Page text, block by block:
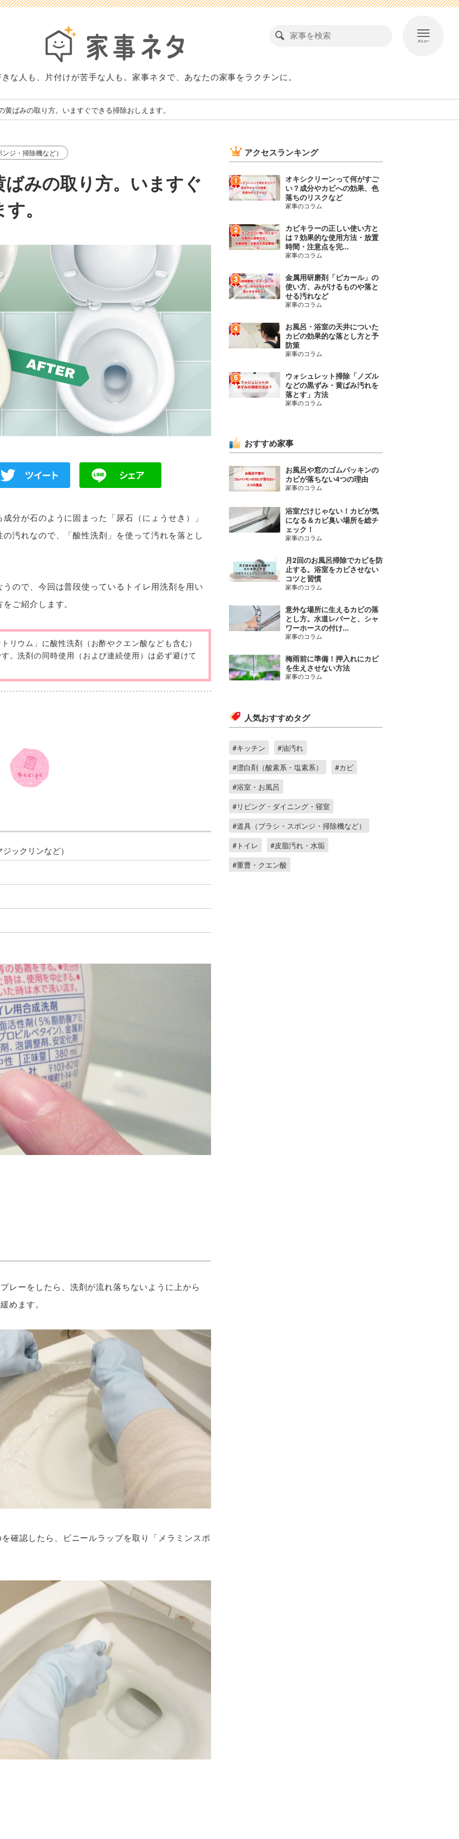
な人も、片付けが苦手な人も。家事ネタで、あなたの家事をラクチンに。
黄ばみの取り方。いますぐできる掃除おしえます。
ジ・掃除機など）
みの取り方。いますぐ
。
分が石のように固まった「尿石（にょうせき）」
汚れなので、「酸性洗剤」を使って汚れを落とし
ので、今回は普段使っているトイレ用洗剤を用い
ご紹介します。
リウム」に酸性洗剤（お酢やクエン酸なども含む）
。洗剤の同時使用（および連続使用）は必ず避けて
ックリンなど）
レーをしたら、洗剤が流れ落ちないように上から
めます。
確認したら、ビニールラップを取り「メラミンスポ
アクセスランキング
オキシクリーンって何がすご
い？成分やカビへの効果、色
落ちのリスクなど
家事のコラム
カビキラーの正しい使い方と
は？効果的な使用方法・放置
時間・注意点を完...
家事のコラム
金属用研磨剤「ピカール」の
使い方、みがけるものや落と
せる汚れなど
家事のコラム
お風呂・浴室の天井についた
カビの効果的な落とし方と予
防策
家事のコラム
ウォシュレット掃除「ノズル
などの黒ずみ・黄ばみ汚れを
落とす」方法
家事のコラム
おすすめ家事
お風呂や窓のゴムパッキンの
カビが落ちない4つの理由
家事のコラム
浴室だけじゃない！カビが気
になる＆カビ臭い場所を総チ
ェック！
家事のコラム
月2回のお風呂掃除でカビを防
止する。浴室をカビさせない
コツと習慣
家事のコラム
意外な場所に生えるカビの落
とし方。水道レバーと、シャ
ワーホースの付け...
家事のコラム
梅雨前に準備！押入れにカビ
を生えさせない方法
家事のコラム
人気おすすめタグ
#キッチン
#油汚れ
#漂白剤（酸素系・塩素系）
#カビ
#浴室・お風呂
#リビング・ダイニング・寝室
#道具（ブラシ・スポンジ・掃除機など）
#トイレ
#皮脂汚れ・水垢
#重曹・クエン酸